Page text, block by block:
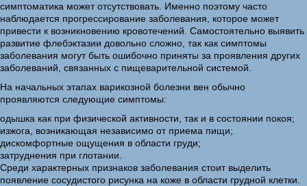
симптоматика может отсутствовать. Именно поэтому часто
наблюдается прогрессирование заболевания, которое может
привести к возникновению кровотечений. Самостоятельно выявить
развитие флебэктазии довольно сложно, так как симптомы
заболевания могут быть ошибочно приняты за проявления других
заболеваний, связанных с пищеварительной системой.
На начальных этапах варикозной болезни вен обычно
проявляются следующие симптомы:
одышка как при физической активности, так и в состоянии покоя;
изжога, возникающая независимо от приема пищи;
дискомфортные ощущения в области груди;
затруднения при глотании.
Среди характерных признаков заболевания стоит выделить
появление сосудистого рисунка на коже в области грудной клетки.